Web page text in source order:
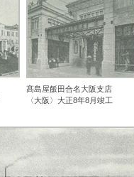
髙島屋飯田合名大阪支店
〈大阪〉大正8年8月竣工